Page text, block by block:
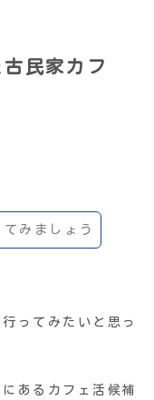
民家カフ
みましょう
ってみたいと思っ
あるカフェ活候補